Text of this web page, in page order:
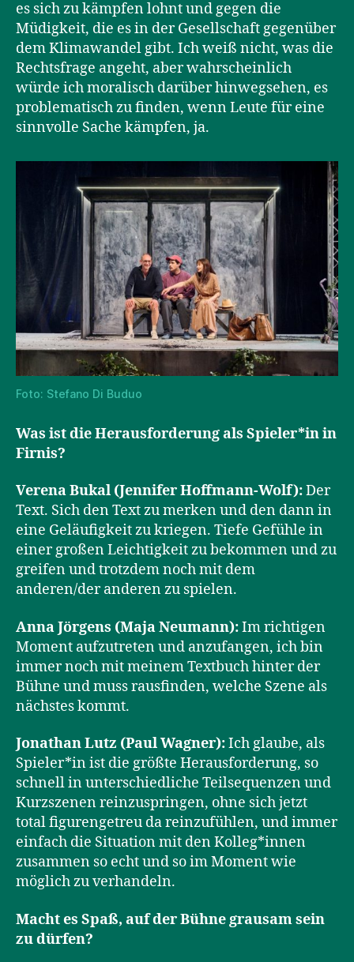
es sich zu kämpfen lohnt und gegen die
Müdigkeit, die es in der Gesellschaft gegenüber
dem Klimawandel gibt. Ich weiß nicht, was die
Rechtsfrage angeht, aber wahrscheinlich
würde ich moralisch darüber hinwegsehen, es
problematisch zu finden, wenn Leute für eine
sinnvolle Sache kämpfen, ja.
Foto: Stefano Di Buduo
Was ist die Herausforderung als Spieler*in in
Firnis?
Verena Bukal (Jennifer Hoffmann-Wolf):Der
Text. Sich den Text zu merken und den dann in
eine Geläufigkeit zu kriegen. Tiefe Gefühle in
einer großen Leichtigkeit zu bekommen und zu
greifen und trotzdem noch mit dem
anderen/der anderen zu spielen.
Anna Jörgens (Maja Neumann):Im richtigen
Moment aufzutreten und anzufangen, ich bin
immer noch mit meinem Textbuch hinter der
Bühne und muss rausfinden, welche Szene als
nächstes kommt.
Jonathan Lutz (Paul Wagner):Ich glaube, als
Spieler*in ist die größte Herausforderung, so
schnell in unterschiedliche Teilsequenzen und
Kurzszenen reinzuspringen, ohne sich jetzt
total figurengetreu da reinzufühlen, und immer
einfach die Situation mit den Kolleg*innen
zusammen so echt und so im Moment wie
möglich zu verhandeln.
Macht es Spaß, auf der Bühne grausam sein
zu dürfen?